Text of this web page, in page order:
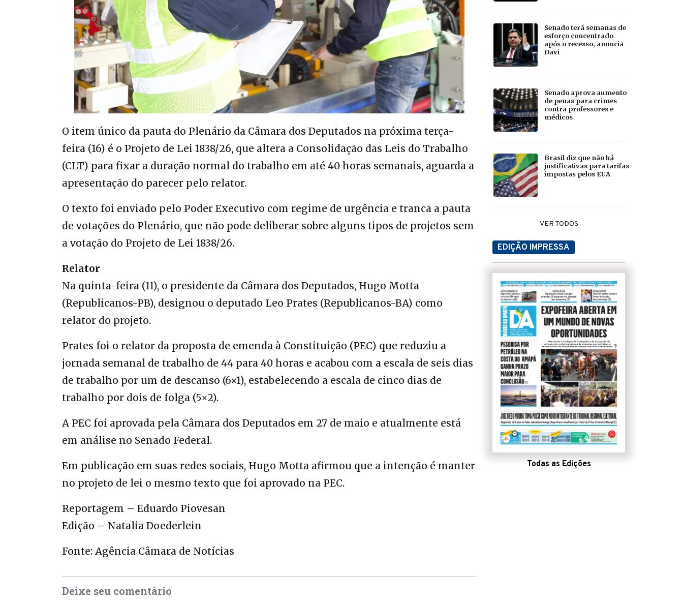
O item único da pauta do Plenário da Câmara dos Deputados na próxima terça-
feira (16) é o Projeto de Lei 1838/26, que altera a Consolidação das Leis do Trabalho
(CLT) para fixar a duração normal do trabalho em até 40 horas semanais, aguarda a
apresentação do parecer pelo relator.
O texto foi enviado pelo Poder Executivo com regime de urgência e tranca a pauta
de votações do Plenário, que não pode deliberar sobre alguns tipos de projetos sem
a votação do Projeto de Lei 1838/26.
Relator
Na quinta-feira (11), o presidente da Câmara dos Deputados, Hugo Motta
(Republicanos-PB), designou o deputado Leo Prates (Republicanos-BA) como
relator do projeto.
Prates foi o relator da proposta de emenda à Constituição (PEC) que reduziu a
jornada semanal de trabalho de 44 para 40 horas e acabou com a escala de seis dias
de trabalho por um de descanso (6×1), estabelecendo a escala de cinco dias de
trabalho por dois de folga (5×2).
A PEC foi aprovada pela Câmara dos Deputados em 27 de maio e atualmente está
em análise no Senado Federal.
Em publicação em suas redes sociais, Hugo Motta afirmou que a intenção é manter
no projeto de lei o mesmo texto que foi aprovado na PEC.
Reportagem – Eduardo Piovesan
Edição – Natalia Doederlein
Fonte: Agência Câmara de Notícias
Deixe seu comentário
Senado terá semanas de
esforço concentrado
após o recesso, anuncia
Davi
Senado aprova aumento
de penas para crimes
contra professores e
médicos
Brasil diz que não há
justificativas para tarifas
impostas pelos EUA
VER TODOS
EDIÇÃO IMPRESSA
Todas as Edições